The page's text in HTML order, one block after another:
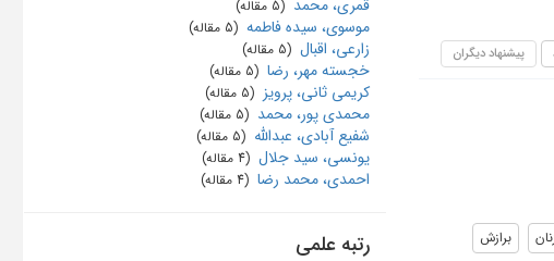
پیشنهاد دیگران
برازش
قمری، محمد ‏ (5 مقاله)
موسوی، سیده فاطمه ‏ (5 مقاله)
زارعی، اقبال ‏ (5 مقاله)
خجسته مهر، رضا ‏ (5 مقاله)
کریمی ثانی، پرویز ‏ (5 مقاله)
محمدی پور، محمد ‏ (5 مقاله)
شفیع آبادی، عبدالله ‏ (5 مقاله)
یونسی، سید جلال ‏ (4 مقاله)
احمدی، محمد رضا ‏ (4 مقاله)
رتبه علمی